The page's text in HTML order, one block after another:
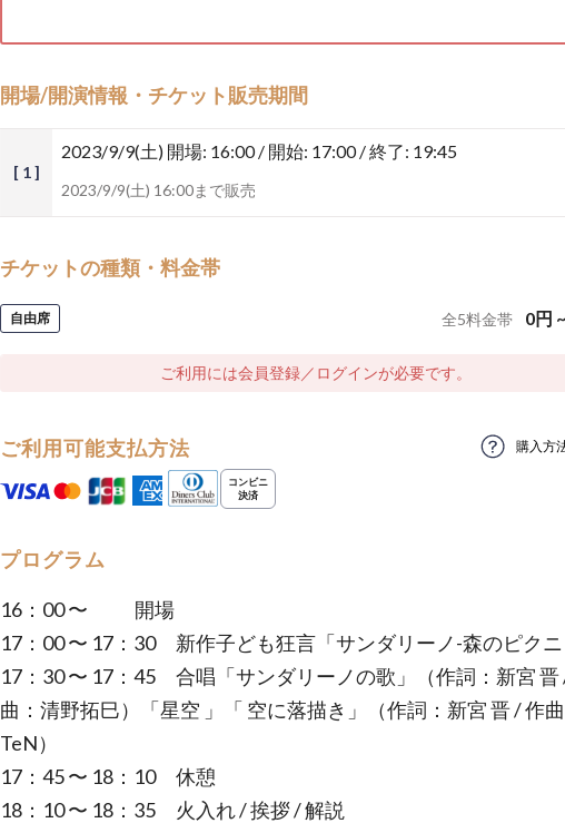
開場/開演情報・チケット販売期間
[ 1 ]
2023/9/9(土) 開場: 16:00 / 開始: 17:00 / 終了: 19:45
2023/9/9(土) 16:00まで販売
チケットの種類・料金帯
自由席 全5料金帯 0円
ご利用には会員登録／ログインが必要です。
ご利用可能支払方法 購入方
プログラム
16：00 〜 開場
17：00 〜 17：30 新作子ども狂言「サンダリーノ-森のピク
17：30 〜 17：45 合唱「サンダリーノの歌」（作詞：新宮 晋
曲：清野拓巳）「星空 」「 空に落描き」（作詞：新宮 晋 / 作
TeN）
17：45 〜 18：10 休憩
18：10 〜 18：35 火入れ / 挨拶 / 解説